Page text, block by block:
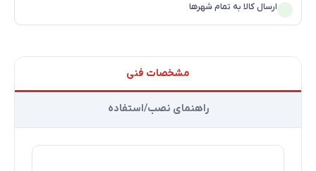
ارسال کالا به تمام شهرها
مشخصات فنی
راهنمای نصب/استفاده